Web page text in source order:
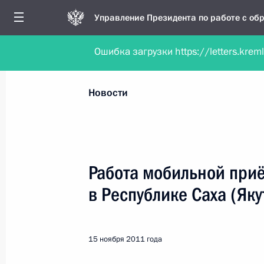
Управление Президента по работе с
Обратиться в форме электронного
Все новости
Новости
Работа мобильной
в Республике Саха
15 ноября 2011 года
Ошибка загрузки https://